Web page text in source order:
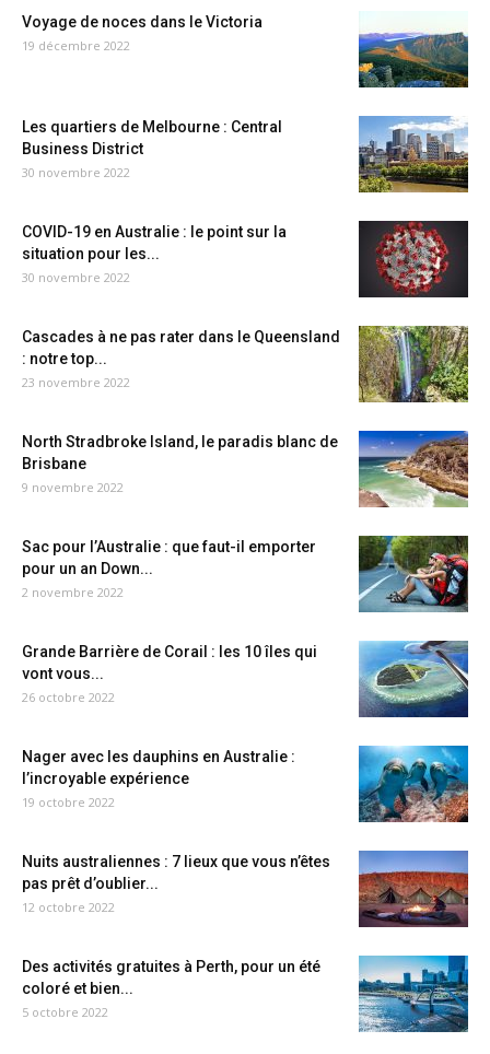
Voyage de noces dans le Victoria
19 décembre 2022
Les quartiers de Melbourne : Central
Business District
30 novembre 2022
COVID-19 en Australie : le point sur la
situation pour les...
30 novembre 2022
Cascades à ne pas rater dans le Queensland
: notre top...
23 novembre 2022
North Stradbroke Island, le paradis blanc de
Brisbane
9 novembre 2022
Sac pour l’Australie : que faut-il emporter
pour un an Down...
2 novembre 2022
Grande Barrière de Corail : les 10 îles qui
vont vous...
26 octobre 2022
Nager avec les dauphins en Australie :
l’incroyable expérience
19 octobre 2022
Nuits australiennes : 7 lieux que vous n’êtes
pas prêt d’oublier...
12 octobre 2022
Des activités gratuites à Perth, pour un été
coloré et bien...
5 octobre 2022